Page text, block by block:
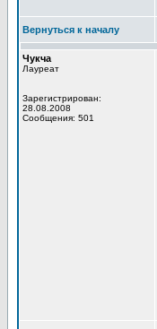
Вернуться к началу
Чукча
Лауреат
Зарегистрирован:
28.08.2008
Сообщения: 501